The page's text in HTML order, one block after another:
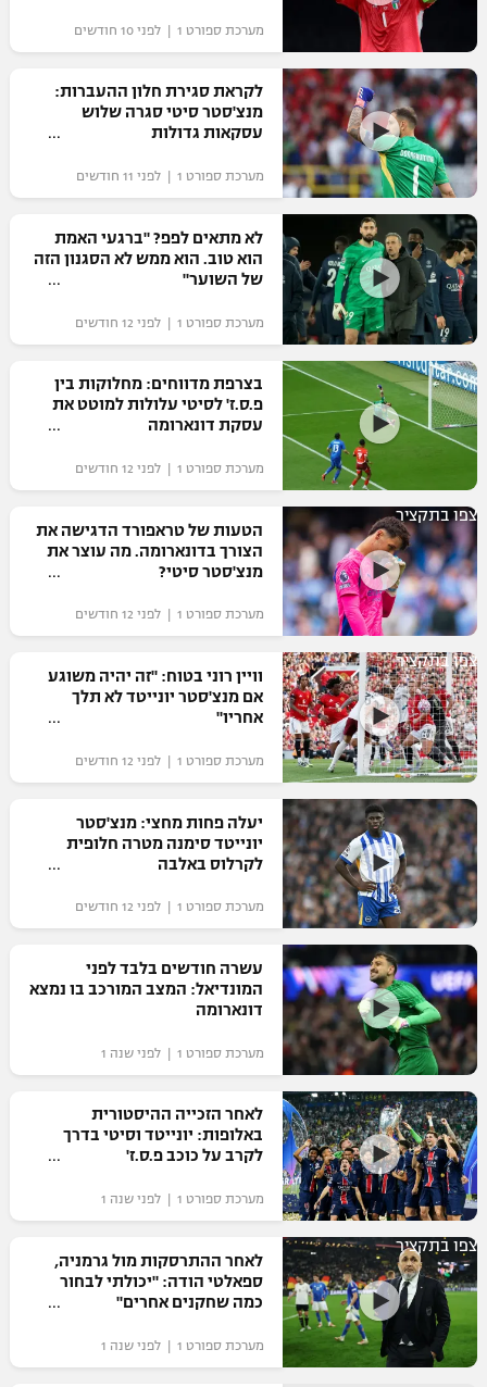
"מחצית בשכונה" – פודקאסט
משתתפים וזוכים בפרסים
תקנון משתתפים וזוכים בפרסים
תקנון עבור פעילות אלקטרה
תקנון עבור פעילות ספורט 1 – "מרלן"
טניס
גיימינג E-Sports
תנאי שימוש
מדיניות פרטיות
תקנון פעילות ספורט 1
רשיון להקרנה פומבית לבית עסק
הצטרפות לחבילת הערוצים
לוח דרושים – ג'ובנט
תגיות
המגזין
אופניים
ספורט מוטורי
כדורמים
פוטבול אמריקאי NFL
בייסבול MLB
ספורט אתגרי ואקסטרים
אומנויות לחימה
גיימינג E-Sports
מערכת ספורט 1 | לפני 10 חודשים
לקראת סגירת חלון ההעברות:
מנצ'סטר סיטי סגרה שלוש
עסקאות גדולות
מערכת ספורט 1 | לפני 11 חודשים
לא מתאים לפפ? "ברגעי האמת
הוא טוב. הוא ממש לא הסגנון הזה
של השוער"
מערכת ספורט 1 | לפני 12 חודשים
בצרפת מדווחים: מחלוקות בין
פ.ס.ז' לסיטי עלולות למוטט את
עסקת דונארומה
מערכת ספורט 1 | לפני 12 חודשים
צפו בתקציר
הטעות של טראפורד הדגישה את
הצורך בדונארומה. מה עוצר את
מנצ'סטר סיטי?
מערכת ספורט 1 | לפני 12 חודשים
צפו בתקציר
וויין רוני בטוח: "זה יהיה משוגע
אם מנצ'סטר יונייטד לא תלך
אחריו"
מערכת ספורט 1 | לפני 12 חודשים
יעלה פחות מחצי: מנצ'סטר
יונייטד סימנה מטרה חלופית
לקרלוס באלבה
מערכת ספורט 1 | לפני 12 חודשים
עשרה חודשים בלבד לפני
המונדיאל: המצב המורכב בו נמצא
דונארומה
מערכת ספורט 1 | לפני שנה 1
לאחר הזכייה ההיסטורית
באלופות: יונייטד וסיטי בדרך
לקרב על כוכב פ.ס.ז'
מערכת ספורט 1 | לפני שנה 1
צפו בתקציר
לאחר ההתרסקות מול גרמניה,
ספאלטי הודה: "יכולתי לבחור
כמה שחקנים אחרים"
מערכת ספורט 1 | לפני שנה 1